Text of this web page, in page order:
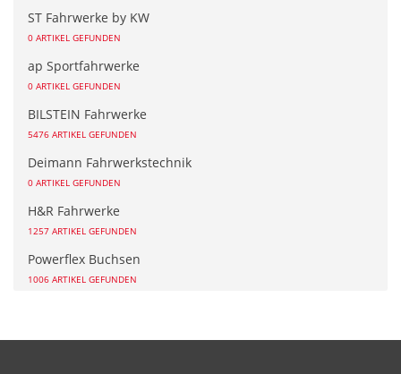
ST Fahrwerke by KW
0 ARTIKEL GEFUNDEN
ap Sportfahrwerke
0 ARTIKEL GEFUNDEN
BILSTEIN Fahrwerke
5476 ARTIKEL GEFUNDEN
Deimann Fahrwerkstechnik
0 ARTIKEL GEFUNDEN
H&R Fahrwerke
1257 ARTIKEL GEFUNDEN
Powerflex Buchsen
1006 ARTIKEL GEFUNDEN